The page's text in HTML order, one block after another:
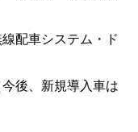
配車システム・ド
後、新規導入車は